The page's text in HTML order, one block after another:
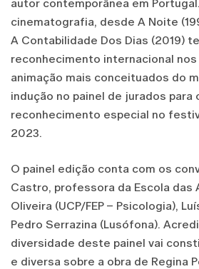
autor contemporânea em
cinematografia, desde A Noite
A Contabilidade Dos Dias (2019)
reconhecimento internacional
animação mais conceituados do
indução no painel de jurados para
reconhecimento especial no
2023.
O painel edição conta com os
Castro, professora da Escola das
Oliveira (UCP/FEP – Psicologia),
Pedro Serrazina (Lusófona).
diversidade deste painel vai
e diversa sobre a obra de Regina